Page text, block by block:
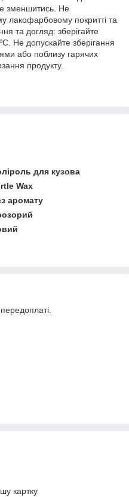
зменшитись. Не
лакофарбовому покритті та
та догляд: зберігайте
Не допускайте зберігання
або поблизу гарячих
продукту.
для кузова
Wax
аромату
картку